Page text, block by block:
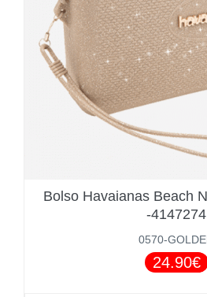
Bolso Havaianas Beach
-4147274
0570-
24.90€